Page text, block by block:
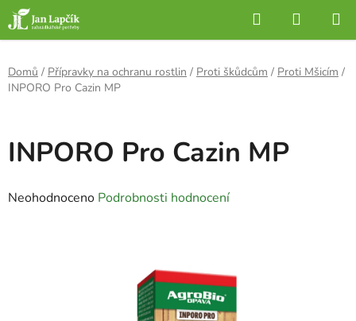
Přejít
na
obsah
Hledat
KOŠÍK
Domů / Přípravky na ochranu rostlin / Proti škůdcům / Proti Mšicím /
INPORO Pro Cazin MP
INPORO Pro Cazin MP
Průměrné
Neohodnoceno Podrobnosti hodnocení